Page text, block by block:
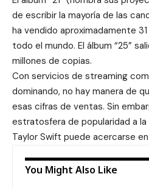
de escribir la mayoría de las
ha vendido aproximadamente
todo el mundo. El álbum “25”
millones de copias.
Con servicios de streaming
dominando, no hay manera de
esas cifras de ventas. Sin
estratosfera de popularidad a
Taylor Swift puede acercarse
You Might Also Like